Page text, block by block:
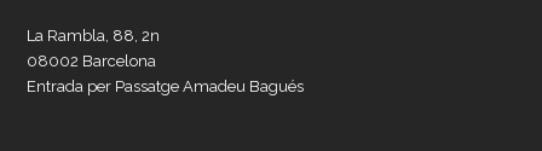
La Rambla, 88, 2n
08002 Barcelona
Entrada per Passatge Amadeu Bagués